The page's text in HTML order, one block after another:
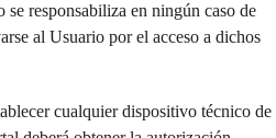
responsabiliza en ningún caso de
al Usuario por el acceso a dichos
cualquier dispositivo técnico de